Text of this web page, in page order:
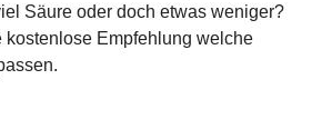
Säure oder doch etwas weniger?
kostenlose Empfehlung welche